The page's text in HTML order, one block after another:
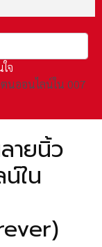
จ
นออนไลน์ใน 007
ายนิ้ว
ใน